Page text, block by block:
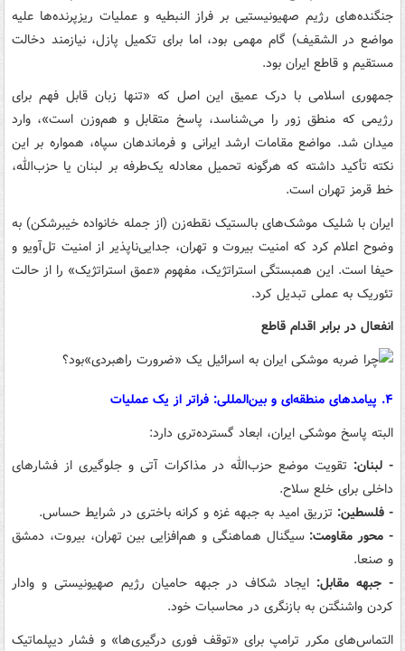
جنگنده‌های رژیم صهیونیستیی بر فراز النبطیه و عملیات ریزپرنده‌ها علیه
مواضع در الشقیف) گام مهمی بود، اما برای تکمیل پازل، نیازمند دخالت
مستقیم و قاطع ایران بود.
جمهوری اسلامی با درک عمیق این اصل که «تنها زبان قابل فهم برای
رژیمی که منطق زور را می‌شناسد، پاسخ متقابل و هم‌وزن است»، وارد
میدان شد. مواضع مقامات ارشد ایرانی و فرماندهان سپاه، همواره بر این
نکته تأکید داشته که هرگونه تحمیل معادله یک‌طرفه بر لبنان یا حزب‌الله،
خط قرمز تهران است.
ایران با شلیک موشک‌های بالستیک نقطه‌زن (از جمله خانواده خیبرشکن) به
وضوح اعلام کرد که امنیت بیروت و تهران، جدایی‌ناپذیر از امنیت تل‌آویو و
حیفا است. این همبستگی استراتژیک، مفهوم «عمق استراتژیک» را از حالت
تئوریک به عملی تبدیل کرد.
انفعال در برابر اقدام قاطع
۴. پیامدهای منطقه‌ای و بین‌المللی: فراتر از یک عملیات
البته پاسخ موشکی ایران، ابعاد گسترده‌تری دارد:
- لبنان: تقویت موضع حزب‌الله در مذاکرات آتی و جلوگیری از فشارهای
داخلی برای خلع سلاح.
- فلسطین: تزریق امید به جبهه غزه و کرانه باختری در شرایط حساس.
- محور مقاومت: سیگنال هماهنگی و هم‌افزایی بین تهران، بیروت، دمشق
و صنعا.
- جبهه مقابل: ایجاد شکاف در جبهه حامیان رژیم صهیونیستی و وادار
کردن واشنگتن به بازنگری در محاسبات خود.
التماس‌های مکرر ترامپ برای «توقف فوری درگیری‌ها» و فشار دیپلماتیک